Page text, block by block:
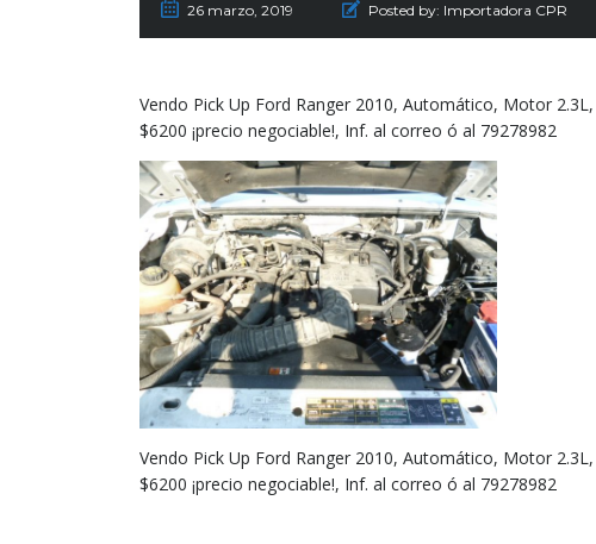
26 marzo, 2019 Posted by: Importadora CPR
Vendo Pick Up Ford Ranger 2010, Automático, Motor
$6200 ¡precio negociable!, Inf. al correo ó al 79278982
Vendo Pick Up Ford Ranger 2010, Automático, Motor
$6200 ¡precio negociable!, Inf. al correo ó al 79278982